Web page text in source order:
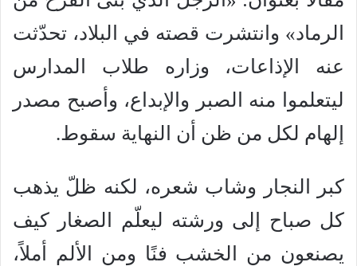
الرماد» وانتشرت قصته في البلاد، تحدّثت
عنه الإذاعات، وزاره طلاب المدارس
ليتعلموا منه الصبر والإبداع، وأصبح مصدر
إلهام لكل من ظن أن النهاية سقوط.
كبر النجار وشاب شعره، لكنه ظلّ يذهب
كل صباح إلى ورشته ليعلّم الصغار كيف
يصنعون من الخشب فنًا ومن الألم أملاً،